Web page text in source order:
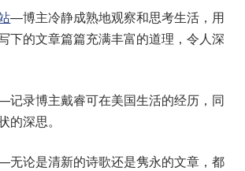
—博主冷静成熟地观察和思考生活，用
下的文章篇篇充满丰富的道理，令人深
记录博主戴睿可在美国生活的经历，同
的深思。
无论是清新的诗歌还是隽永的文章，都